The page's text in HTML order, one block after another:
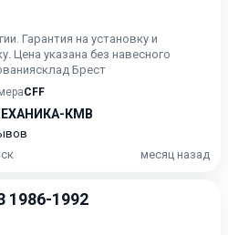
Гарантия на установку и
Цена указана без навесного
Брест
CFF
КМВ
месяц назад
1986-1992